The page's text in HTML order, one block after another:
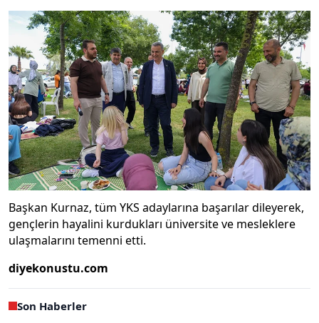
Başkan Kurnaz, tüm YKS adaylarına başarılar dileyerek,
gençlerin hayalini kurdukları üniversite ve mesleklere
ulaşmalarını temenni etti.
diyekonustu.com
Son Haberler